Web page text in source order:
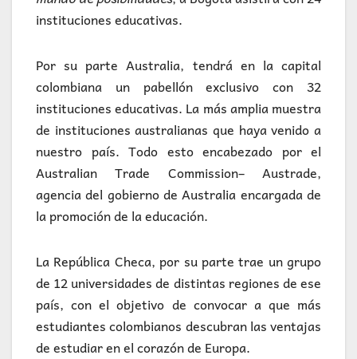
instituciones educativas.
Por su parte Australia, tendrá en la capital
colombiana un pabellón exclusivo con 32
instituciones educativas. La más amplia muestra
de instituciones australianas que haya venido a
nuestro país. Todo esto encabezado por el
Australian Trade Commission– Austrade,
agencia del gobierno de Australia encargada de
la promoción de la educación.
La República Checa, por su parte trae un grupo
de 12 universidades de distintas regiones de ese
país, con el objetivo de convocar a que más
estudiantes colombianos descubran las ventajas
de estudiar en el corazón de Europa.